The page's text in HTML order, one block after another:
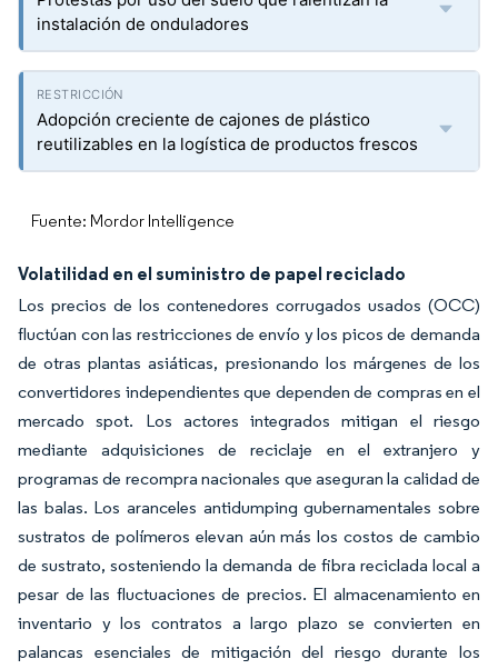
instalación de onduladores
Adopción creciente de cajones de plástico
reutilizables en la logística de productos frescos
Fuente: Mordor Intelligence
Volatilidad en el suministro de papel reciclado
Los precios de los contenedores corrugados usados (OCC)
fluctúan con las restricciones de envío y los picos de demanda
de otras plantas asiáticas, presionando los márgenes de los
convertidores independientes que dependen de compras en el
mercado spot. Los actores integrados mitigan el riesgo
mediante adquisiciones de reciclaje en el extranjero y
programas de recompra nacionales que aseguran la calidad de
las balas. Los aranceles antidumping gubernamentales sobre
sustratos de polímeros elevan aún más los costos de cambio
de sustrato, sosteniendo la demanda de fibra reciclada local a
pesar de las fluctuaciones de precios. El almacenamiento en
inventario y los contratos a largo plazo se convierten en
palancas esenciales de mitigación del riesgo durante los